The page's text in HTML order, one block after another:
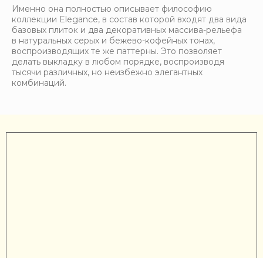
Именно она полностью описывает философию
коллекции Elegance, в состав которой входят два вида
базовых плиток и два декоративных массива-рельефа
в натуральных серых и бежево-кофейных тонах,
воспроизводящих те же паттерны. Это позволяет
делать выкладку в любом порядке, воспроизводя
тысячи различных, но неизбежно элегантных
комбинаций.